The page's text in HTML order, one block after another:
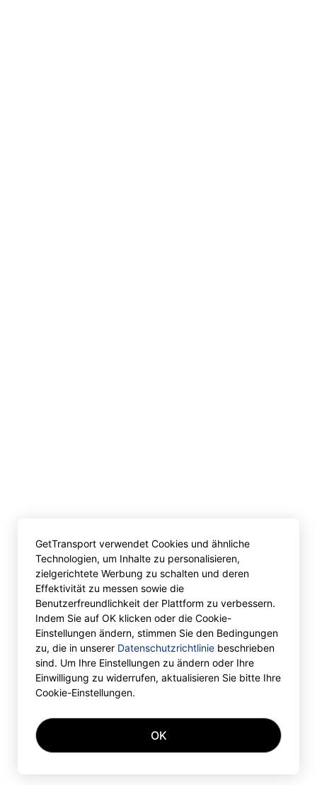
GetTransport verwendet Cookies und ähnliche
Technologien, um Inhalte zu personalisieren,
zielgerichtete Werbung zu schalten und deren
Effektivität zu messen sowie die
Benutzerfreundlichkeit der Plattform zu verbessern.
Indem Sie auf OK klicken oder die Cookie-
Einstellungen ändern, stimmen Sie den Bedingungen
zu, die in unserer Datenschutzrichtlinie beschrieben
sind. Um Ihre Einstellungen zu ändern oder Ihre
Einwilligung zu widerrufen, aktualisieren Sie bitte Ihre
Cookie-Einstellungen.
OK